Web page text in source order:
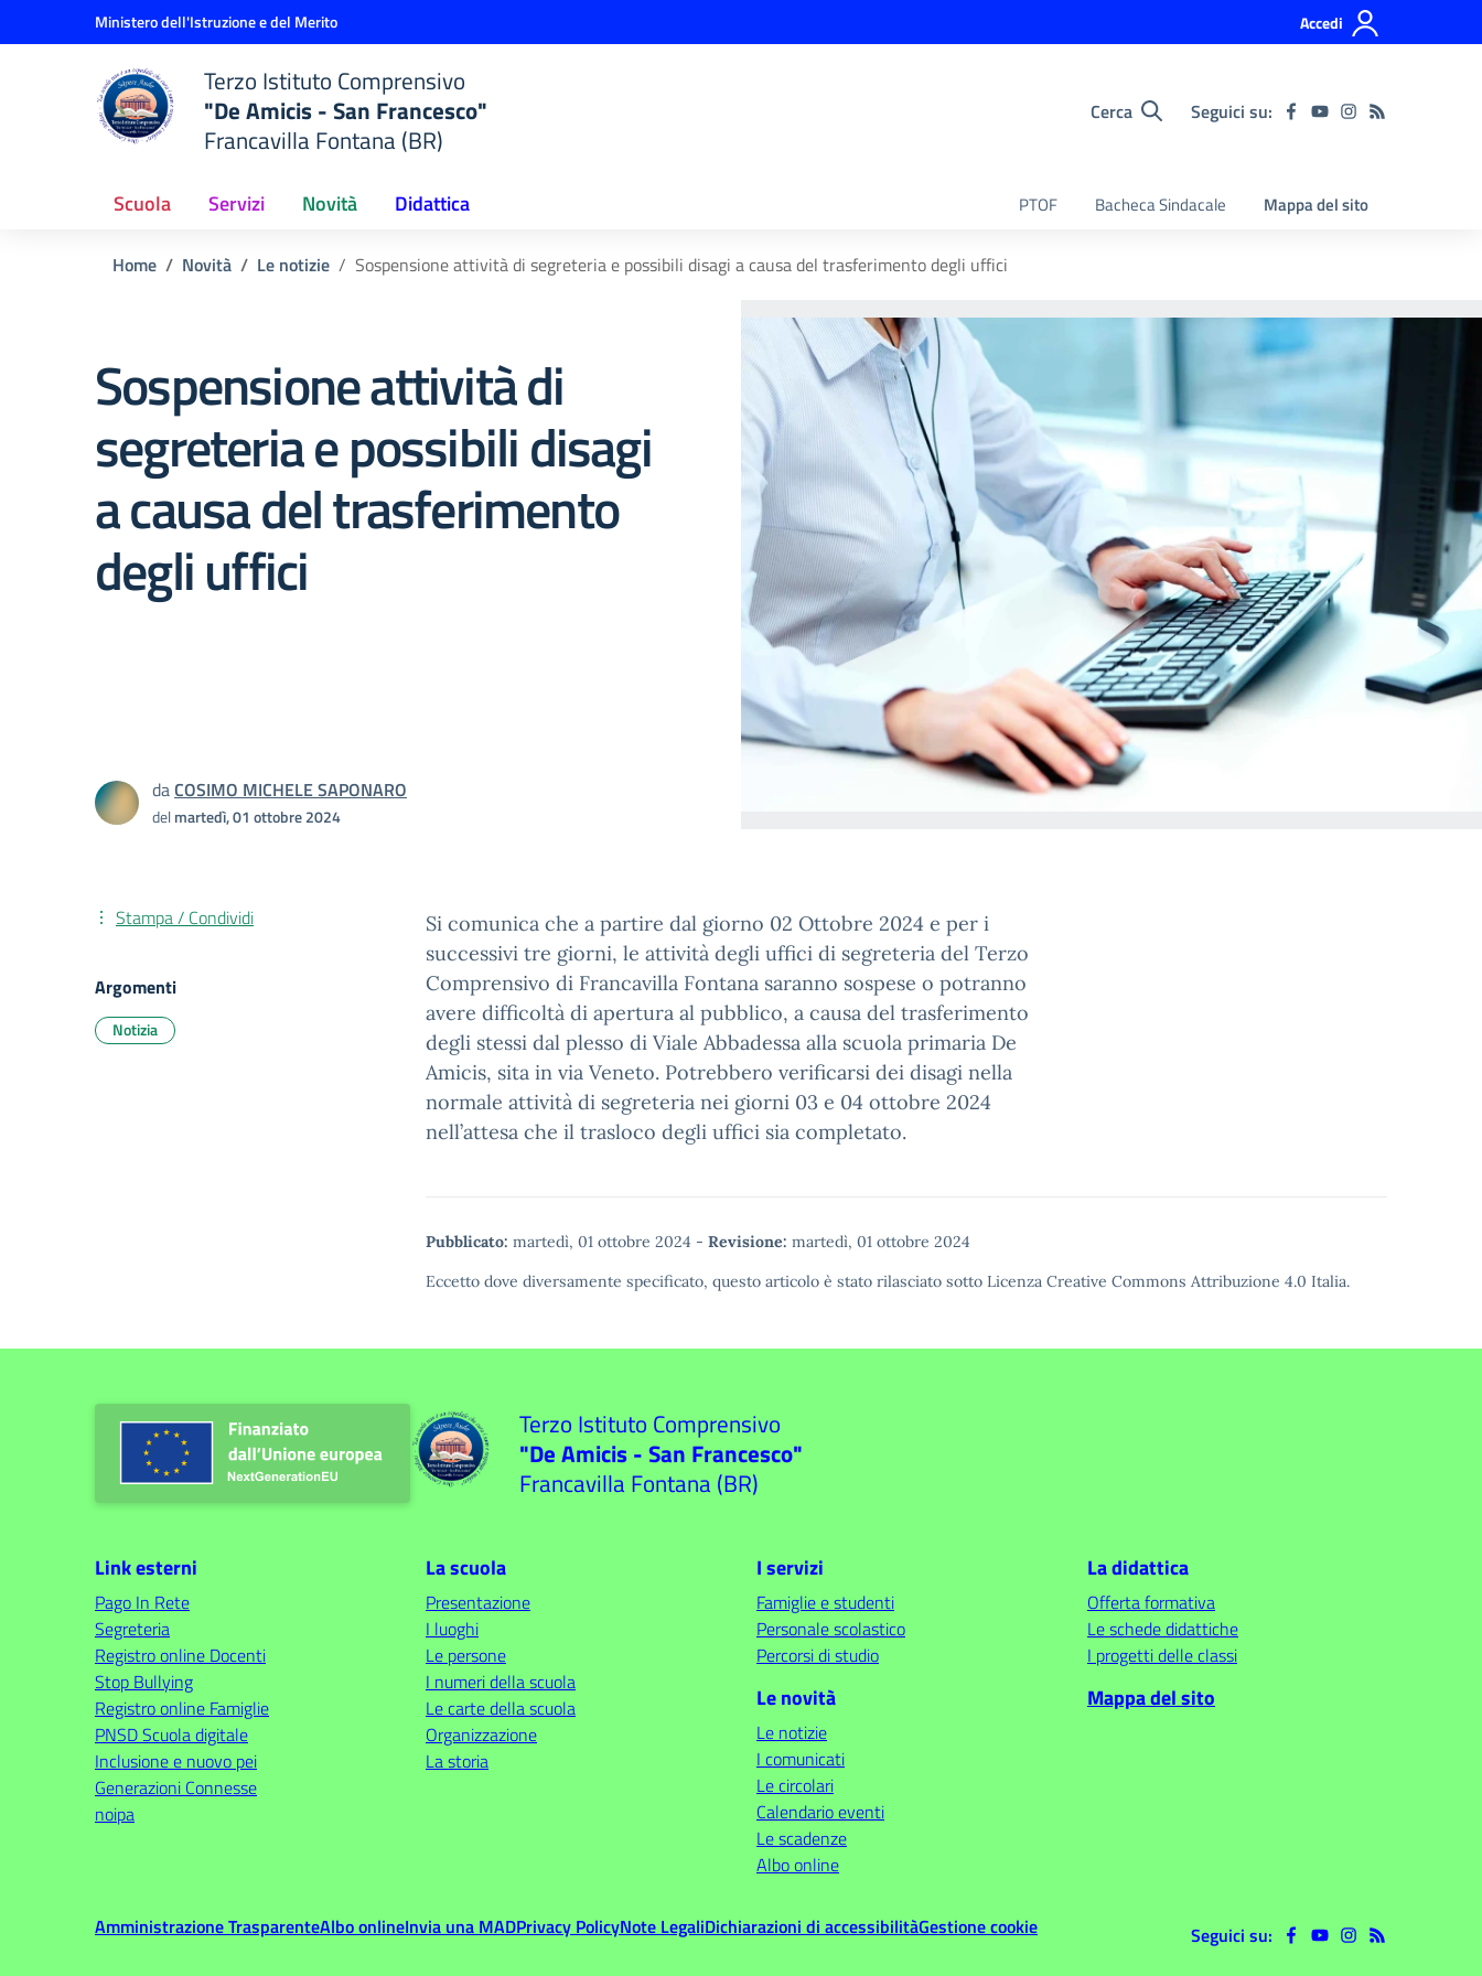
Vai ai contenuti
Vai al menu di navigazioneMinistero dell'Istruzione e del Merito Accedi
Terzo Istituto Comprensivo
"De Amicis - San Francesco"
Francavilla Fontana (BR)
Cerca Seguici su:
Scuola Servizi Novità Didattica PTOF Bacheca Sindacale Mappa del sito
Home Novità Le notizie Sospensione attività di segreteria e possibili disagi a causa del trasferimento degli uffici
Sospensione attività di
segreteria e possibili disagi
a causa del trasferimento
degli uffici
daCOSIMO MICHELE SAPONARO
delmartedì, 01 ottobre 2024
Si comunica che a partire dal giorno 02 Ottobre 2024 e per i
successivi tre giorni, le attività degli uffici di segreteria del Terzo
Comprensivo di Francavilla Fontana saranno sospese o potranno
avere difficoltà di apertura al pubblico, a causa del trasferimento
degli stessi dal plesso di Viale Abbadessa alla scuola primaria De
Amicis, sita in via Veneto. Potrebbero verificarsi dei disagi nella
normale attività di segreteria nei giorni 03 e 04 ottobre 2024
nell’attesa che il trasloco degli uffici sia completato.
Pubblicato: martedì, 01 ottobre 2024 - Revisione: martedì, 01 ottobre 2024
Eccetto dove diversamente specificato, questo articolo è stato rilasciato sotto Licenza Creative Commons Attribuzione 4.0 Italia.
Stampa / Condividi
Argomenti
Notizia
Terzo Istituto Comprensivo
"De Amicis - San Francesco"
Francavilla Fontana (BR)
Link esterni
Pago In Rete
Segreteria
Registro online Docenti
Stop Bullying
Registro online Famiglie
PNSD Scuola digitale
Inclusione e nuovo pei
Generazioni Connesse
noipa
La scuola
Presentazione
I luoghi
Le persone
I numeri della scuola
Le carte della scuola
Organizzazione
La storia
I servizi
Famiglie e studenti
Personale scolastico
Percorsi di studio
Le novità
Le notizie
I comunicati
Le circolari
Calendario eventi
Le scadenze
Albo online
La didattica
Offerta formativa
Le schede didattiche
I progetti delle classi
Mappa del sito
Amministrazione TrasparenteAlbo onlineInvia una MADPrivacy PolicyNote LegaliDichiarazioni di accessibilitàGestione cookie Seguici su: